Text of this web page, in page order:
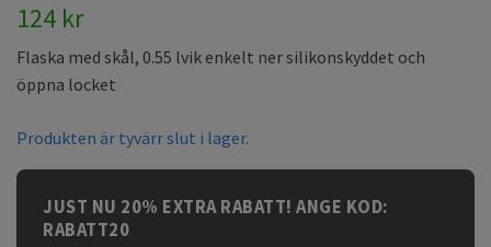
124 kr
Flaska med skål, 0.55 lvik enkelt ner silikonskyddet och
öppna locket
Produkten är tyvärr slut i lager.
JUST NU 20% EXTRA RABATT! ANGE KOD:
RABATT20